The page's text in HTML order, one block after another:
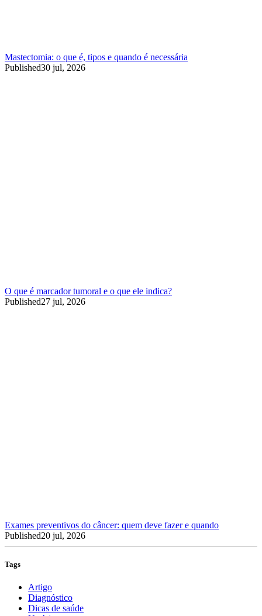
Mastectomia: o que é, tipos e quando é necessária
Published30 jul, 2026
O que é marcador tumoral e o que ele indica?
Published27 jul, 2026
Exames preventivos do câncer: quem deve fazer e quando
Published20 jul, 2026
Tags
Artigo
Diagnóstico
Dicas de saúde